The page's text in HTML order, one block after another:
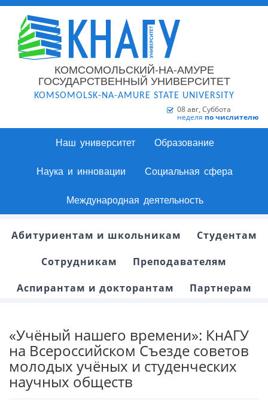
КОМСОМОЛЬСКИЙ-НА-АМУРЕ
ГОСУДАРСТВЕННЫЙ УНИВЕРСИТЕТ
KOMSOMOLSK-NA-AMURE STATE UNIVERSITY
08 авг, Суббота
неделя по числителю
Наш университет Образование
Наука и инновации Социальная сфера
Международная деятельность
Абитуриентам и школьникам
Студентам
Сотрудникам
Преподавателям
Аспирантам и докторантам
Партнерам
«Учёный нашего времени»: КнАГУ
на Всероссийском Съезде советов
молодых учёных и студенческих
научных обществ